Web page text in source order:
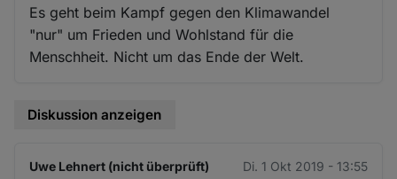
Es geht beim Kampf gegen den Klimawandel
"nur" um Frieden und Wohlstand für die
Menschheit. Nicht um das Ende der Welt.
Diskussion anzeigen
Uwe Lehnert (nicht überprüft) Di. 1 Okt 2019 - 13:55